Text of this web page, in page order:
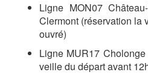
Ligne MON07
Clermont (réservation la
ouvré)
Ligne MUR17
veille du départ avant